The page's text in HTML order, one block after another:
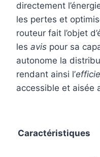
directement
les pertes et
routeur fait l’objet
les avis pour sa
autonome la
rendant ainsi l’
accessible et aisée
Caractéristiques